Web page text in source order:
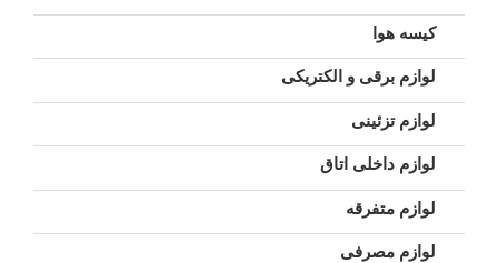
کیسه هوا
لوازم برقی و الکتریکی
لوازم تزئینی
لوازم داخلی اتاق
لوازم متفرقه
لوازم مصرفی